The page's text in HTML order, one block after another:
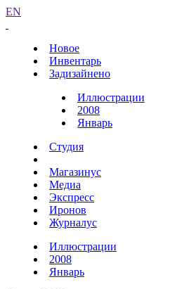
EN
Новое
Инвентарь
Задизайнено
Иллюстрации
2008
Январь
Студия
Магазинус
Медиа
Экспресс
Иронов
Журналус
Иллюстрации
2008
Январь